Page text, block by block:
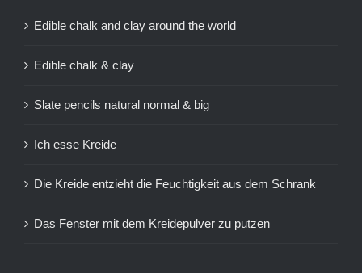
Edible chalk and clay around the world
Edible chalk & clay
Slate pencils natural normal & big
Ich esse Kreide
Die Kreide entzieht die Feuchtigkeit aus dem Schrank
Das Fenster mit dem Kreidepulver zu putzen